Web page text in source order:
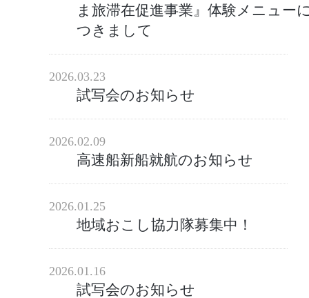
ま旅滞在促進事業』体験メニュー
つきまして
2026.03.23
試写会のお知らせ
2026.02.09
高速船新船就航のお知らせ
2026.01.25
地域おこし協力隊募集中！
2026.01.16
試写会のお知らせ